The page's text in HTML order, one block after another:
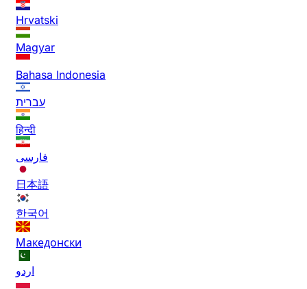
Hrvatski
Magyar
Bahasa Indonesia
עברית
हिन्दी
فارسی
日本語
한국어
Македонски
اردو